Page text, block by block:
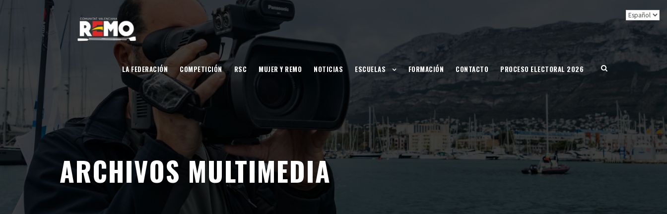
LA FEDERACIÓN COMPETICIÓN RSC MUJER Y REMO NOTICIAS ESCUELAS FORMACIÓN CONTACTO PROCESO ELECTORAL 2026
ARCHIVOS MULTIMEDIA